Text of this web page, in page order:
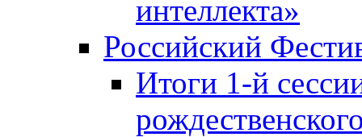
интеллекта»
Российский
Итоги 1-й